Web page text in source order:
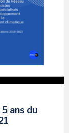
ans du